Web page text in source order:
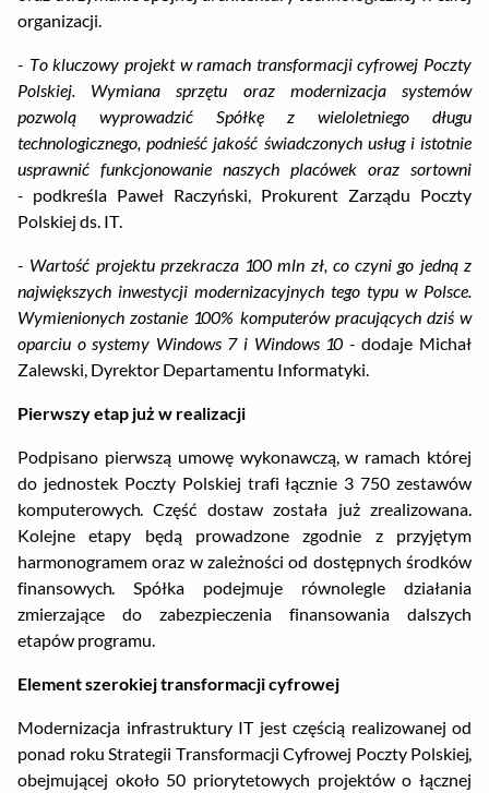
organizacji.
- To kluczowy projekt w ramach transformacji cyfrowej Poczty
Polskiej. Wymiana sprzętu oraz modernizacja systemów
pozwolą wyprowadzić Spółkę z wieloletniego długu
technologicznego, podnieść jakość świadczonych usług i istotnie
usprawnić funkcjonowanie naszych placówek oraz sortowni
- podkreśla Paweł Raczyński, Prokurent Zarządu Poczty
Polskiej ds. IT.
- Wartość projektu przekracza 100 mln zł, co czyni go jedną z
największych inwestycji modernizacyjnych tego typu w Polsce.
Wymienionych zostanie 100% komputerów pracujących dziś w
oparciu o systemy Windows 7 i Windows 10 - dodaje Michał
Zalewski, Dyrektor Departamentu Informatyki.
Pierwszy etap już w realizacji
Podpisano pierwszą umowę wykonawczą, w ramach której
do jednostek Poczty Polskiej trafi łącznie 3 750 zestawów
komputerowych. Część dostaw została już zrealizowana.
Kolejne etapy będą prowadzone zgodnie z przyjętym
harmonogramem oraz w zależności od dostępnych środków
finansowych. Spółka podejmuje równolegle działania
zmierzające do zabezpieczenia finansowania dalszych
etapów programu.
Element szerokiej transformacji cyfrowej
Modernizacja infrastruktury IT jest częścią realizowanej od
ponad roku Strategii Transformacji Cyfrowej Poczty Polskiej,
obejmującej około 50 priorytetowych projektów o łącznej